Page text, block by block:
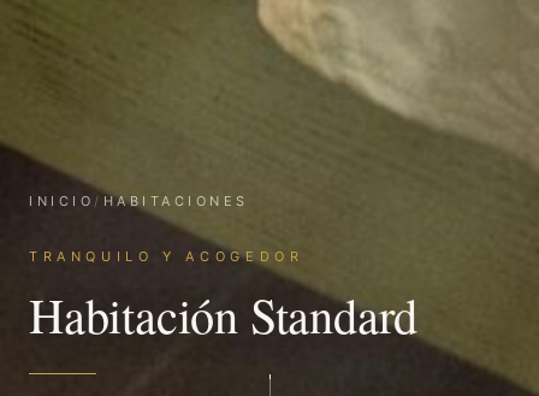
INICIO / HABITACIONES
TRANQUILO Y ACOGEDOR
Habitación Standard